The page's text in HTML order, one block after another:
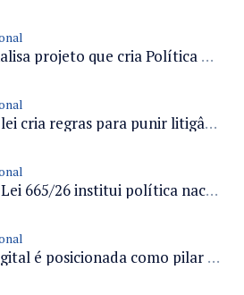
Câmara analisa projeto que cria Política Nacional de Qualificação e Valorização da Preceptoria na Residência Médica
Projeto de lei cria regras para punir litigância abusiva reversa e integrar sistemas do Judiciário
Projeto de Lei 665/26 institui política nacional para prevenção ao transfeminicídio e prevê medidas de proteção e reparação
Inclusão digital é posicionada como pilar essencial da reurbanização de favelas e periferias